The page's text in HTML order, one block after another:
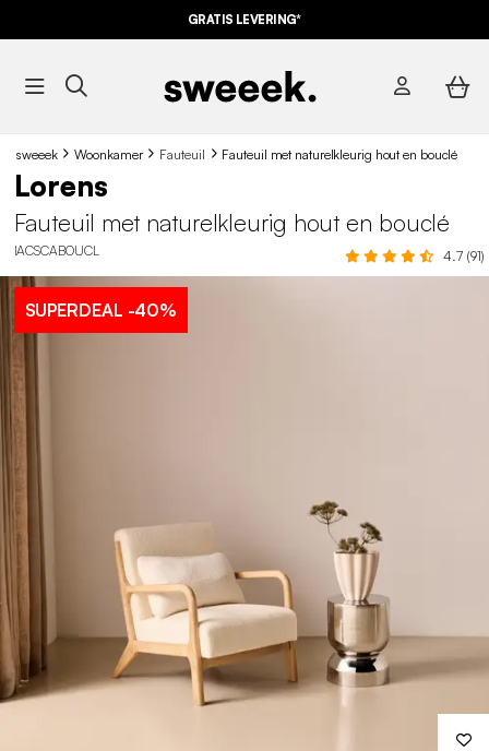
GRATIS LEVERING*
sweeek Woonkamer Fauteuil Fauteuil met naturelkleurig hout en bouclé
Lorens
Fauteuil met naturelkleurig hout en bouclé
IACSCABOUCL 4.7 (91)
SUPERDEAL -40%